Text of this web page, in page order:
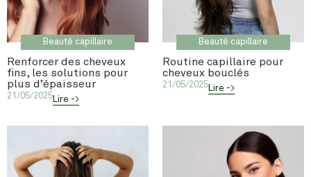
Beauté capillaire
Renforcer des cheveux
fins, les solutions pour
plus d’épaisseur
21/05/2025Lire ->
Beauté capillaire
Routine capillaire pour
cheveux bouclés
21/05/2025Lire ->